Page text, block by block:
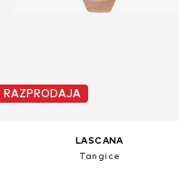
RAZPRODAJA
LASCANA
Tangice